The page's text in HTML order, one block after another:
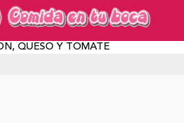
QUESO Y TOMATE